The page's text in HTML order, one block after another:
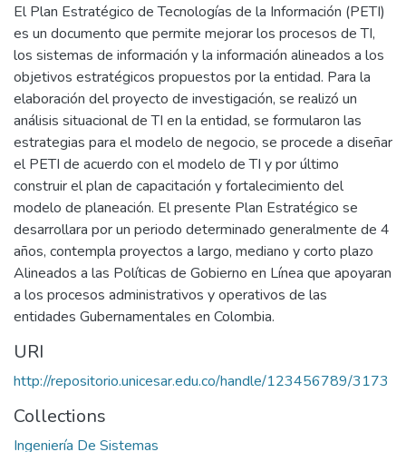
El Plan Estratégico de Tecnologías de la Información (PETI)
es un documento que permite mejorar los procesos de TI,
los sistemas de información y la información alineados a los
objetivos estratégicos propuestos por la entidad. Para la
elaboración del proyecto de investigación, se realizó un
análisis situacional de TI en la entidad, se formularon las
estrategias para el modelo de negocio, se procede a diseñar
el PETI de acuerdo con el modelo de TI y por último
construir el plan de capacitación y fortalecimiento del
modelo de planeación. El presente Plan Estratégico se
desarrollara por un periodo determinado generalmente de 4
años, contempla proyectos a largo, mediano y corto plazo
Alineados a las Políticas de Gobierno en Línea que apoyaran
a los procesos administrativos y operativos de las
entidades Gubernamentales en Colombia.
URI
http://repositorio.unicesar.edu.co/handle/123456789/3173
Collections
Ingeniería De Sistemas